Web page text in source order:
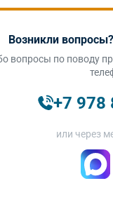
Возникли
вопросы по поводу
+7 978
или через